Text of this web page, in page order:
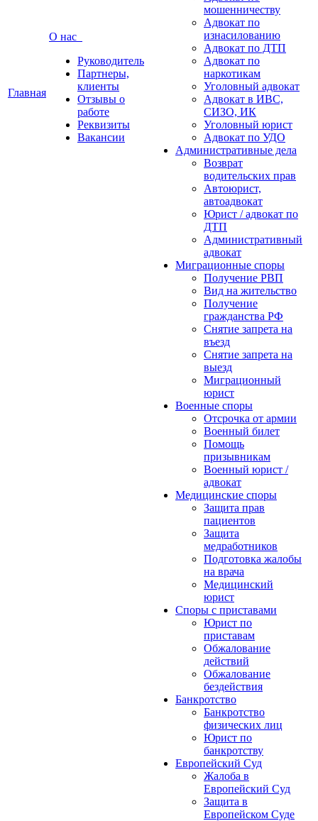
Главная
О нас
Руководитель
Партнеры,
клиенты
Отзывы о
работе
Реквизиты
Вакансии
мошенничеству
Адвокат по
изнасилованию
Адвокат по ДТП
Адвокат по
наркотикам
Уголовный адвокат
Адвокат в ИВС,
СИЗО, ИК
Уголовный юрист
Адвокат по УДО
Административные дела
Возврат
водительских прав
Автоюрист,
автоадвокат
Юрист / адвокат по
ДТП
Административный
адвокат
Миграционные споры
Получение РВП
Вид на жительство
Получение
гражданства РФ
Снятие запрета на
въезд
Снятие запрета на
выезд
Миграционный
юрист
Военные споры
Отсрочка от армии
Военный билет
Помощь
призывникам
Военный юрист /
адвокат
Медицинские споры
Защита прав
пациентов
Защита
медработников
Подготовка жалобы
на врача
Медицинский
юрист
Споры с приставами
Юрист по
приставам
Обжалование
действий
Обжалование
бездействия
Банкротство
Банкротство
физических лиц
Юрист по
банкротству
Европейский Суд
Жалоба в
Европейский Суд
Защита в
Европейском Суде